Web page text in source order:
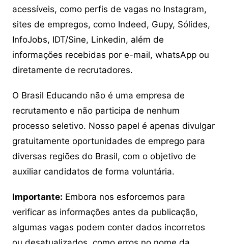
acessíveis, como perfis de vagas no Instagram,
sites de empregos, como Indeed, Gupy, Sólides,
InfoJobs, IDT/Sine, Linkedin, além de
informações recebidas por e-mail, whatsApp ou
diretamente de recrutadores.
O Brasil Educando não é uma empresa de
recrutamento e não participa de nenhum
processo seletivo. Nosso papel é apenas divulgar
gratuitamente oportunidades de emprego para
diversas regiões do Brasil, com o objetivo de
auxiliar candidatos de forma voluntária.
Importante: Embora nos esforcemos para
verificar as informações antes da publicação,
algumas vagas podem conter dados incorretos